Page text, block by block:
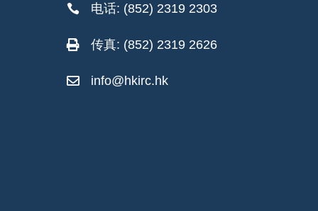
 电话: (852) 2319 2303
 传真: (852) 2319 2626
 info@hkirc.hk